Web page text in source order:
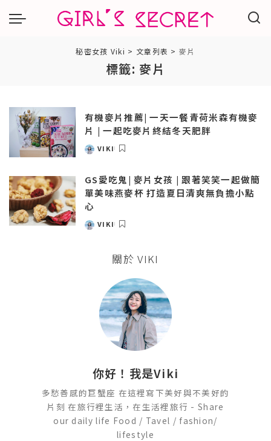
秘密女孩 Viki > 文章列表 >麥片
標籤: 麥片
有機麥片推薦| 一天一餐青荷米森有機麥
片 | 一起吃麥片終結冬天肥胖
POSTED
VIKI
GS愛吃鬼| 麥片女孩 | 跟著笑笑一起做簡
單美味燕麥杯 打造夏日清爽無負擔小點
心
POSTED
VIKI
關於 VIKI
你好！我是Viki
多愁善感的巨蟹座 在這裡寫下美好與不美好的
片刻 在旅行裡生活，在生活裡旅行 - Share
our daily life Food / Tavel / fashion/
lifestyle